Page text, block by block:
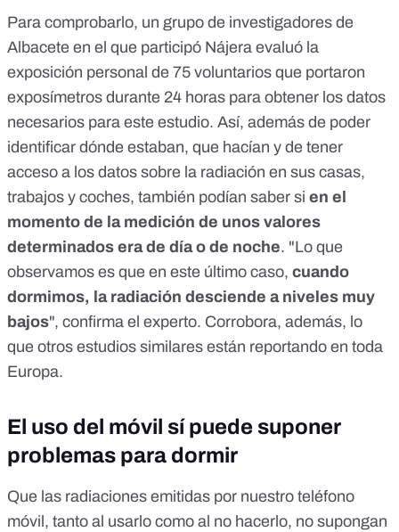
Para comprobarlo, un grupo de investigadores de
Albacete en el que participó Nájera evaluó la
exposición personal de 75 voluntarios que portaron
exposímetros durante 24 horas para obtener los datos
necesarios para este estudio. Así, además de poder
identificar dónde estaban, que hacían y de tener
acceso a los datos sobre la radiación en sus casas,
trabajos y coches, también podían saber si en el
momento de la medición de unos valores
determinados era de día o de noche. "Lo que
observamos es que en este último caso, cuando
dormimos, la radiación desciende a niveles muy
bajos", confirma el experto. Corrobora, además, lo
que otros estudios similares están reportando en toda
Europa.
El uso del móvil sí puede suponer
problemas para dormir
Que las radiaciones emitidas por nuestro teléfono
móvil, tanto al usarlo como al no hacerlo, no supongan